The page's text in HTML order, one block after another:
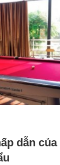
dẫn của